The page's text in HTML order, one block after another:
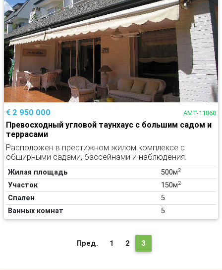
€ 2 950 000 AMT-11860
Превосходный угловой таунхаус с большим садом и
террасами
Расположен в престижном жилом комплексе с
обширными садами, бассейнами и наблюдения.
Жилая площадь 500м2
Участок 150м2
Спален
5
Ванных комнат
5
Пред. 1 2 3(текущая)